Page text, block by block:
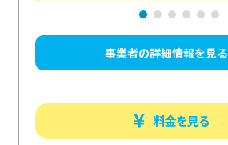
事業者の詳細情報を見る
料金を見る